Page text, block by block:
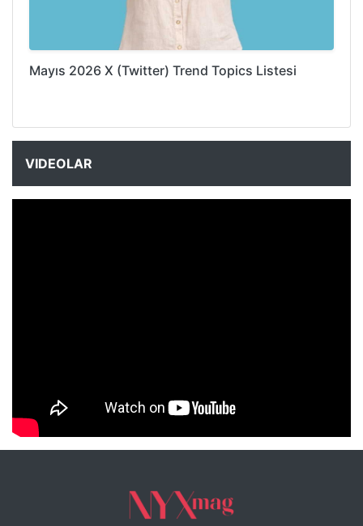
Mayıs 2026 X (Twitter) Trend Topics Listesi
VIDEOLAR
NYXmag 2. Yaş Kutlama Etkinliği